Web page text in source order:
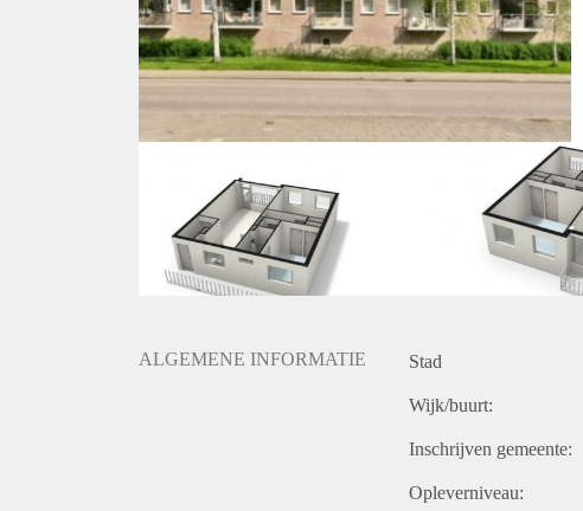
Kaal
ALGEMENE INFORMATIE Stad
Wijk/buurt:
Inschrijven gemeente:
Opleverniveau: